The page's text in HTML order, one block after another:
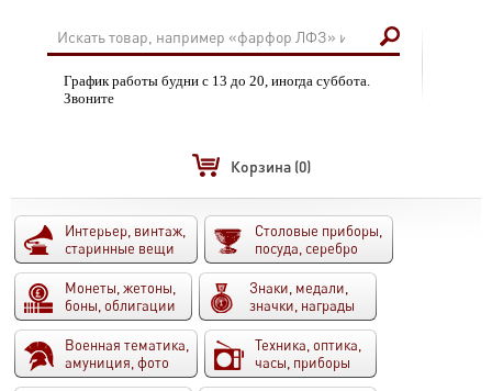
График работы будни с 13 до 20, иногда суббота.
Звоните
Корзина (0)
Интерьер, винтаж,
старинные вещи
Столовые приборы,
посуда, серебро
Монеты, жетоны,
боны, облигации
Знаки, медали,
значки, награды
Военная тематика,
амуниция, фото
Техника, оптика,
часы, приборы